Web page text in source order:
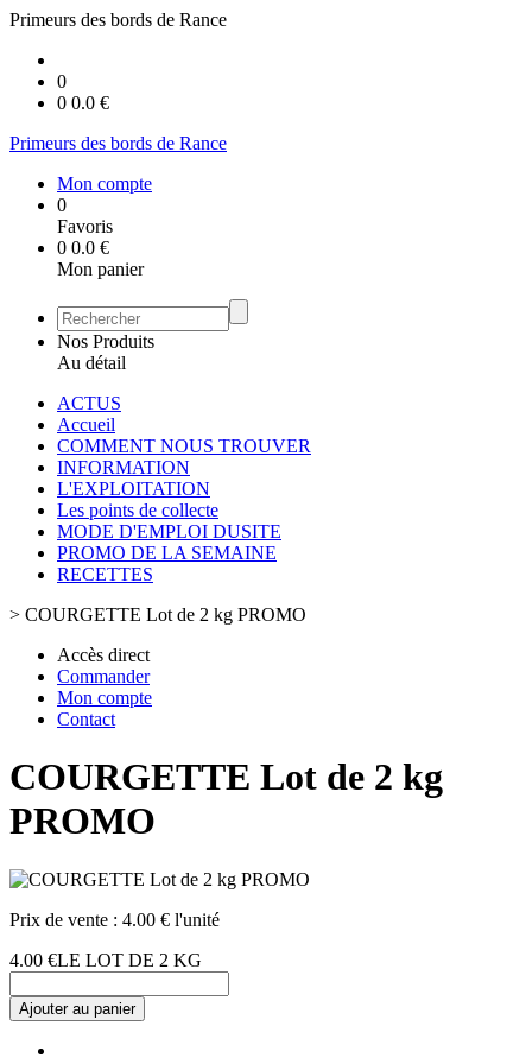
Primeurs des bords de Rance
0
0 0.0 €
Primeurs des bords de Rance
Mon compte
0
Favoris
0 0.0 €
Mon panier
Nos Produits
Au détail
ACTUS
Accueil
COMMENT NOUS TROUVER
INFORMATION
L'EXPLOITATION
Les points de collecte
MODE D'EMPLOI DUSITE
PROMO DE LA SEMAINE
RECETTES
> COURGETTE Lot de 2 kg PROMO
Accès direct
Commander
Mon compte
Contact
COURGETTE Lot de 2 kg
PROMO
Prix de vente : 4.00 € l'unité
4.00 €LE LOT DE 2 KG
Ajouter au panier